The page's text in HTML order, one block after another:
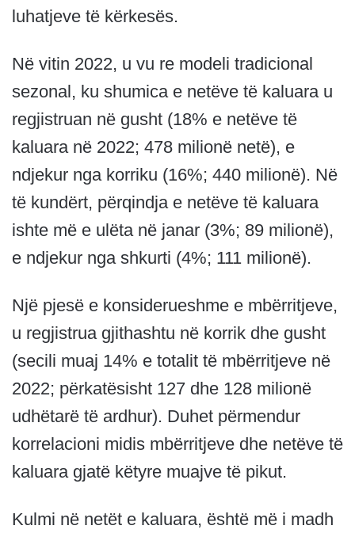
luhatjeve të kërkesës.
Në vitin 2022, u vu re modeli tradicional
sezonal, ku shumica e netëve të kaluara u
regjistruan në gusht (18% e netëve të
kaluara në 2022; 478 milionë netë), e
ndjekur nga korriku (16%; 440 milionë). Në
të kundërt, përqindja e netëve të kaluara
ishte më e ulëta në janar (3%; 89 milionë),
e ndjekur nga shkurti (4%; 111 milionë).
Një pjesë e konsiderueshme e mbërritjeve,
u regjistrua gjithashtu në korrik dhe gusht
(secili muaj 14% e totalit të mbërritjeve në
2022; përkatësisht 127 dhe 128 milionë
udhëtarë të ardhur). Duhet përmendur
korrelacioni midis mbërritjeve dhe netëve të
kaluara gjatë këtyre muajve të pikut.
Kulmi në netët e kaluara, është më i madh